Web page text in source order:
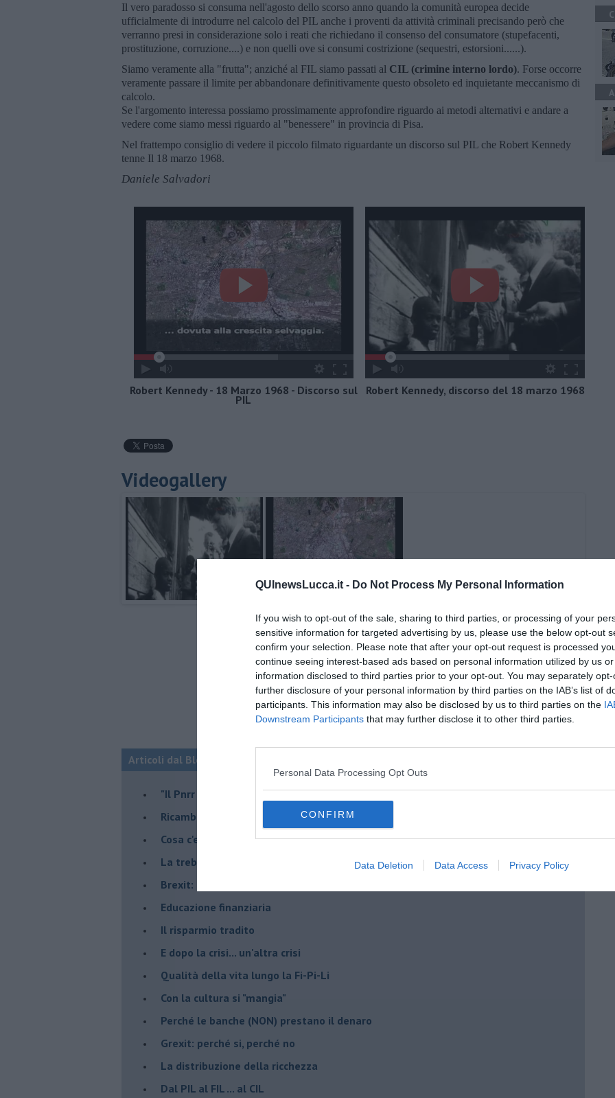
QUInewsLucca.it - Do Not Process My Personal Information
If you wish to opt-out of the sale, sharing to third parties, or processing of your
sensitive information for targeted advertising by us, please use the below opt-out
confirm your selection. Please note that after your opt-out request is processed
continue seeing interest-based ads based on personal information utilized by us
information disclosed to third parties prior to your opt-out. You may separately
further disclosure of your personal information by third parties on the IAB’s list of
participants. This information may also be disclosed by us to third parties on the
Downstream Participants that may further disclose it to other third parties.
Personal Data Processing Opt Outs
CONFIRM
Data Deletion Data Access Privacy Policy
Il vero paradosso si consuma nell'agosto dello scorso anno quando la comunità europea decide
ufficialmente di introdurre nel calcolo del PIL anche i proventi da attività criminali precisando però che
verranno presi in considerazione solo i reati che richiedano il consenso del consumatore (stupefacenti,
prostituzione, corruzione....) e non quelli ove si consumi costrizione (sequestri, estorsioni......).
Siamo veramente alla "frutta"; anziché al FIL siamo passati al CIL (crimine interno lordo). Forse occorre
veramente passare il limite per abbandonare definitivamente questo obsoleto ed inquietante meccanismo di
calcolo.
Se l'argomento interessa possiamo prossimamente approfondire riguardo ai metodi alternativi e andare a
vedere come siamo messi riguardo al "benessere" in provincia di Pisa.
Nel frattempo consiglio di vedere il piccolo filmato riguardante un discorso sul PIL che Robert Kennedy
tenne Il 18 marzo 1968.
Daniele Salvadori
Robert Kennedy - 18 Marzo 1968 - Discorso sul
PIL
Robert Kennedy, discorso del 18 marzo 1968
Videogallery
Articoli dal Blog “Economia e territorio, da globale a locale” di Daniele Salvadori
"Il Pnrr può essere il nostro Piano Marshall"
Ricambio generazionale
Cosa c'entra la "Ferrari" ?
La trebbiatrice
Brexit: chi rischia di più?
Educazione finanziaria
Il risparmio tradito
E dopo la crisi... un'altra crisi
Qualità della vita lungo la Fi-Pi-Li
​Con la cultura si "mangia"
​Perché le banche (NON) prestano il denaro
Grexit: perché si, perché no
La distribuzione della ricchezza
Dal PIL al FIL ... al CIL